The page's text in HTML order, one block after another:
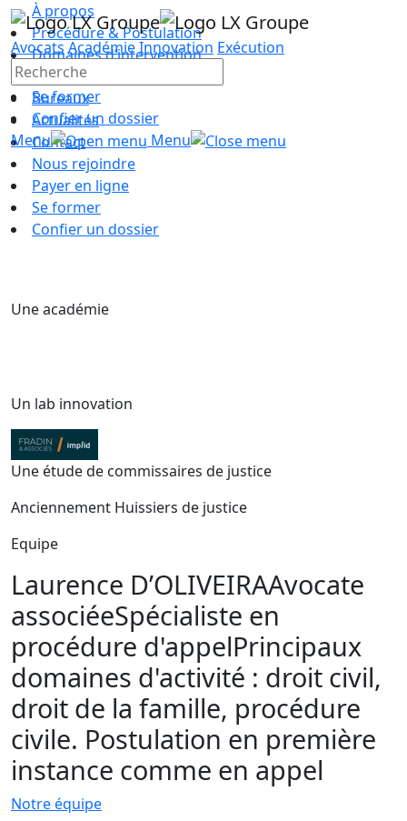
AvocatsAcadémieInnovation Exécution
Se former
Confier un dossier
Menu
Menu
À propos
Procédure & Postulation
Domaines d’intervention
Équipe
Bureaux
Actualités
Contact
Nous rejoindre
Payer en ligne
Se former
Confier un dossier
Une académie
Un lab innovation
Une étude de commissaires de justice
Anciennement Huissiers de justice
Equipe
Laurence D’OLIVEIRAAvocate
associéeSpécialiste en
procédure d'appelPrincipaux
domaines d'activité : droit civil,
droit de la famille, procédure
civile. Postulation en première
instance comme en appel
Notre équipe